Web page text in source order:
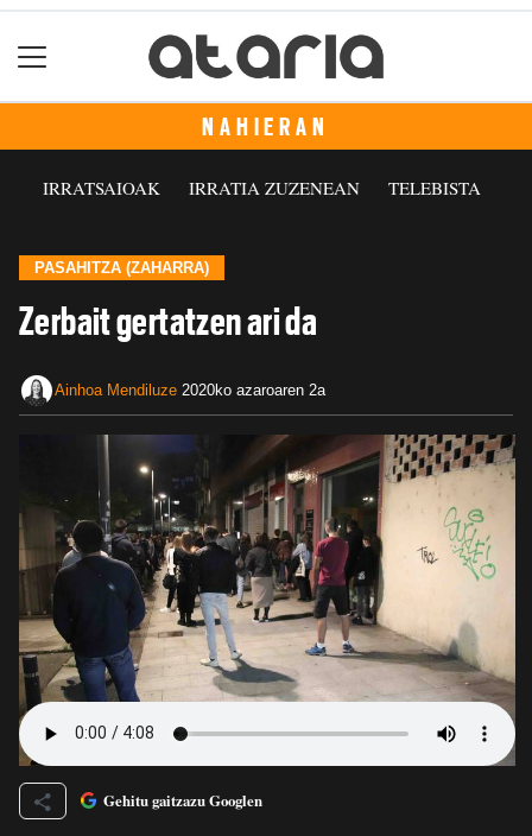
NAHIERAN
IRRATSAIOAK IRRATIA ZUZENEAN TELEBISTA
PASAHITZA (ZAHARRA)
Zerbait gertatzen ari da
Ainhoa Mendiluze 2020ko azaroaren 2a
Gehitu gaitzazu Googlen